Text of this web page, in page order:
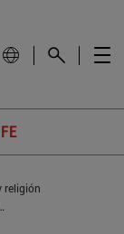
religión
la ciencia contemporánea